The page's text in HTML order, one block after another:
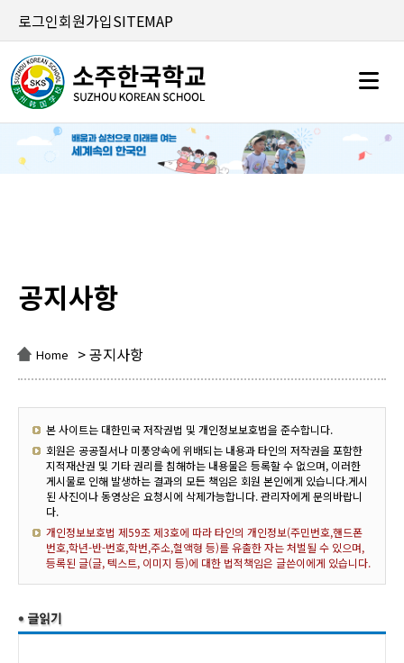
로그인회원가입SITEMAP
공지사항
Home > 공지사항
본 사이트는 대한민국 저작권법 및 개인정보보호법을 준수합니다.
회원은 공공질서나 미풍양속에 위배되는 내용과 타인의 저작권을 포함한
지적재산권 및 기타 권리를 침해하는 내용물은 등록할 수 없으며, 이러한
게시물로 인해 발생하는 결과의 모든 책임은 회원 본인에게 있습니다.게시
된 사진이나 동영상은 요청시에 삭제가능합니다. 관리자에게 문의바랍니
다.
개인정보보호법 제59조 제3호에 따라 타인의 개인정보(주민번호,핸드폰
번호,학년-반-번호,학번,주소,혈액형 등)를 유출한 자는 처벌될 수 있으며,
등록된 글(글, 텍스트, 이미지 등)에 대한 법적책임은 글쓴이에게 있습니다.